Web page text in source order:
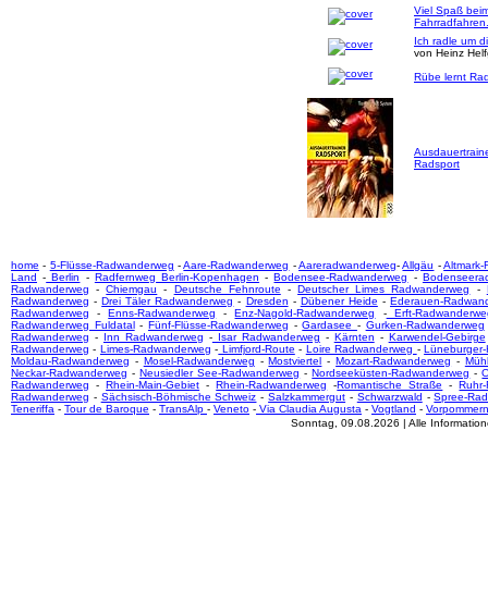
Viel Spaß
Fahrradfahren.
Ich radle um
von Heinz
Rübe lernt
Radsport
home - 5-Flüsse-Radwanderweg -Aare-Radwanderweg -Aareradwanderweg-Allgäu -Altmark-
Land - Berlin - Radfernweg Berlin-Kopenhagen -Bodensee-Radwanderweg -
Radwanderweg -Chiemgau - Deutsche Fehnroute -Deutscher Limes Radwanderweg -
Radwanderweg -Drei Täler Radwanderweg - Dresden - Dübener Heide -Ederauen-
Radwanderweg -Enns-Radwanderweg -Enz-Nagold-Radwanderweg -Erft-
Radwanderweg Fuldatal- Fünf-Flüsse-Radwanderweg -Gardasee - Gurken-Radwanderweg
Radwanderweg - Inn Radwanderweg -Isar Radwanderweg - Kärnten - Karwendel-Gebirge
Radwanderweg - Limes-Radwanderweg - Limfjord-Route - Loire Radwanderweg -
Moldau-Radwanderweg - Mosel-Radwanderweg -Mostviertel -Mozart-Radwanderweg -
Neckar-Radwanderweg -Neusiedler See-Radwanderweg -Nordseeküsten-Radwanderweg -
Radwanderweg -Rhein-Main-Gebiet -Rhein-Radwanderweg -Romantische Straße -
Radwanderweg - Sächsisch-Böhmische Schweiz -Salzkammergut - Schwarzwald -Spree-
Teneriffa - Tour de Baroque - TransAlp - Veneto - Via Claudia Augusta - Vogtland - Vorpommern
Sonntag, 09.08.2026 | Alle